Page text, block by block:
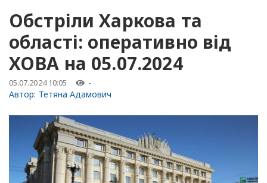
Обстріли Харкова та
області: оперативно від
ХОВА на 05.07.2024
05.07.2024 10:05 -
Автор: Тетяна Адамович